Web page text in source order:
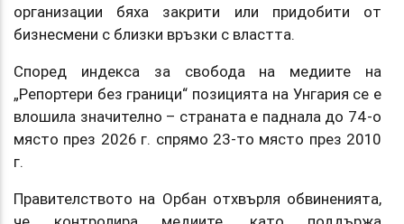
организации бяха закрити или придобити от
бизнесмени с близки връзки с властта.
Според индекса за свобода на медиите на
„Репортери без граници“ позицията на Унгария се е
влошила значително – страната е паднала до 74-о
място през 2026 г. спрямо 23-то място през 2010
г.
Правителството на Орбан отхвърля обвиненията,